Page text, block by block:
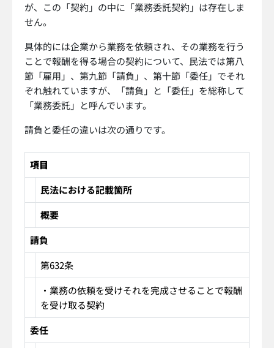
が、この「契約」の中に「業務委託契約」は存在しま
せん。
具体的には企業から業務を依頼され、その業務を行う
ことで報酬を得る場合の契約について、民法では第八
節「雇用」、第九節「請負」、第十節「委任」でそれ
ぞれ触れていますが、「請負」と「委任」を総称して
「業務委託」と呼んでいます。
請負と委任の違いは次の通りです。
項目
民法における記載箇所
概要
請負
第632条
・業務の依頼を受けそれを完成させることで報酬
を受け取る契約
委任